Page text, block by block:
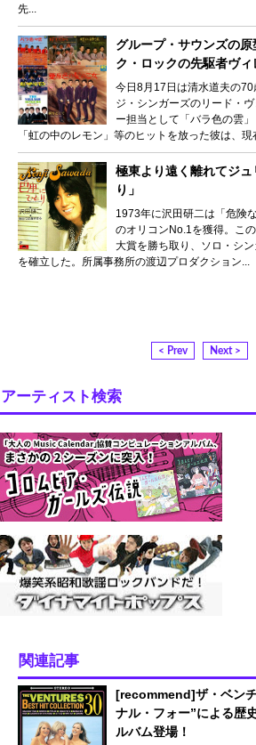
先...
グループ・サウンズの
ク・ロックの先駆者ヴィ
今日8月17日は清水道夫の70
ジ・シンガーズのリード・
ー担当として「バラ色の雲」
「虹の中のレモン」等のヒットを放った彼は、現
極東より遠く離れてジ
り」
1973年に沢田研二は「危険
のオリコンNo.1を獲得。こ
大賞を勝ち取り、ソロ・シ
を確立した。所属事務所の渡辺プロダクション...
< Prev Next >
アーティスト検索
関連記事
[recommend]ザ・ベン
ナル・フォー”による歴
ルバム登場！